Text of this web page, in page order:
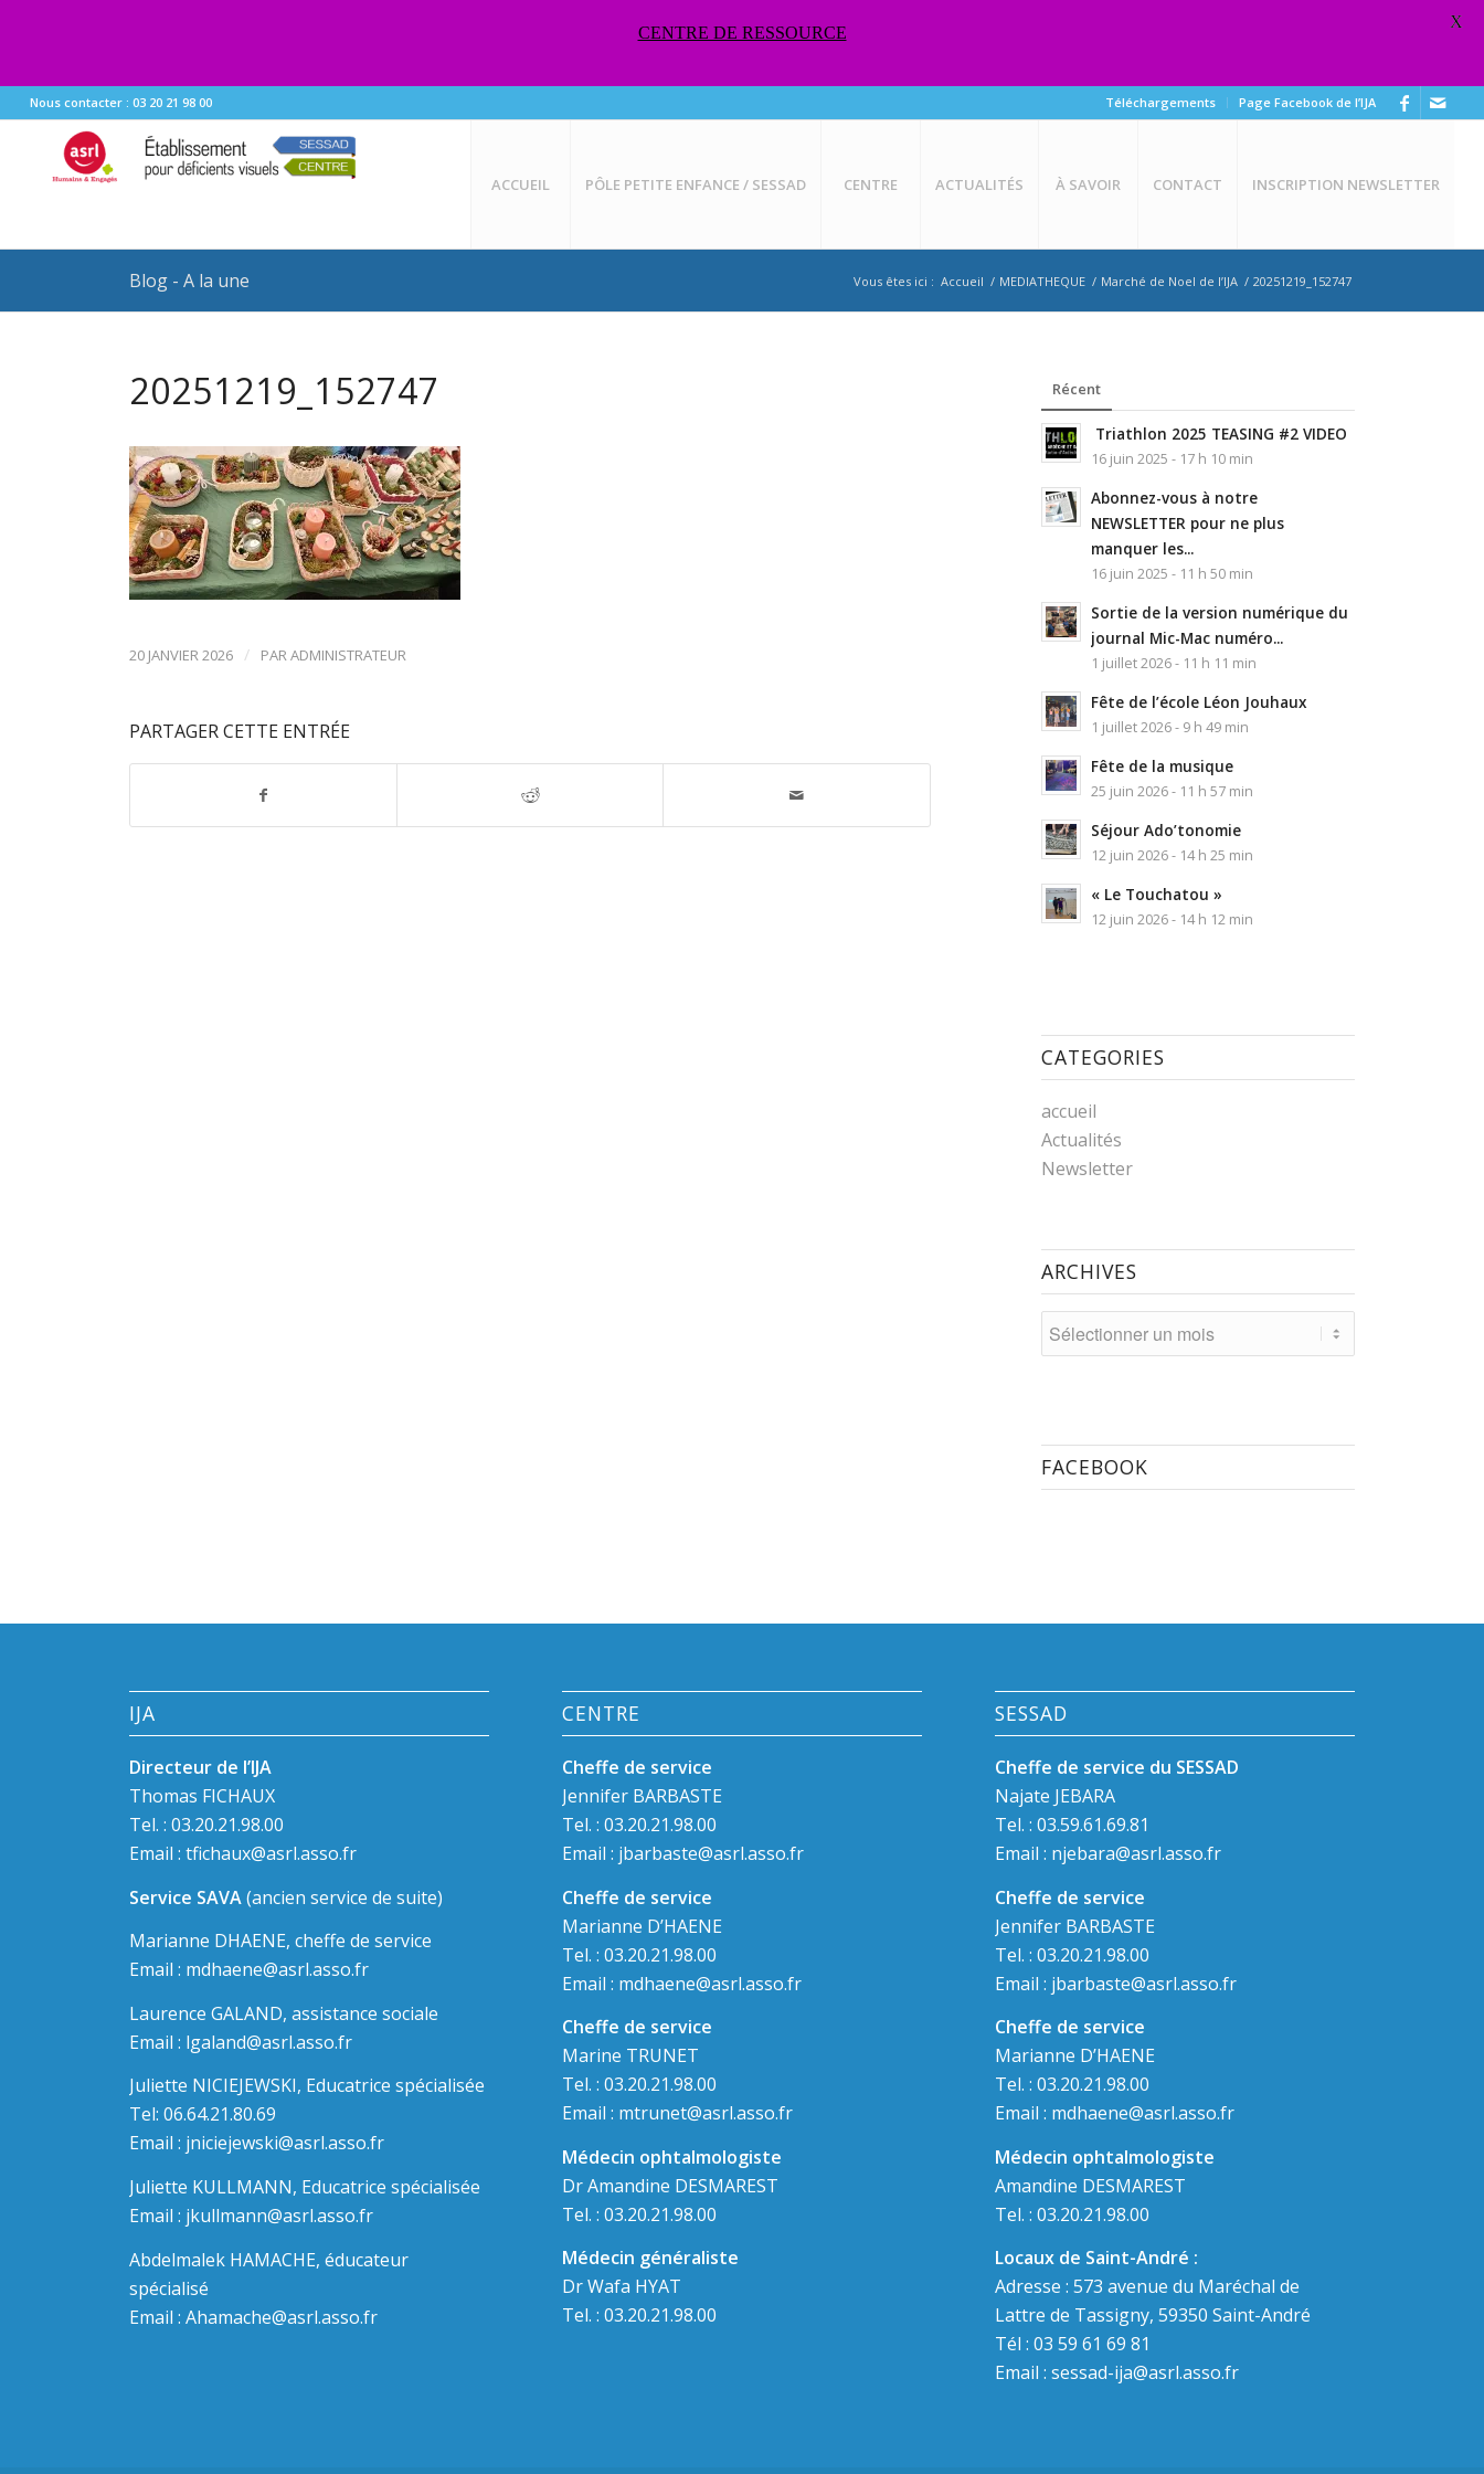
Téléchargements Page Facebook de l’IJA
Nous contacter : 03 20 21 98 00
ACCUEIL PÔLE PETITE ENFANCE / SESSAD CENTRE ACTUALITÉS À SAVOIR CONTACT INSCRIPTION NEWSLETTER
Blog - A la une Vous êtes ici : Accueil / MEDIATHEQUE / Marché de Noel de l’IJA / 20251219_152747
20251219_152747
20 JANVIER 2026 / PARADMINISTRATEUR
PARTAGER CETTE ENTRÉE
Récent
Triathlon 2025 TEASING #2 VIDEO
16 juin 2025 - 17 h 10 min
Abonnez-vous à notre
NEWSLETTER pour ne plus
manquer les...
16 juin 2025 - 11 h 50 min
Sortie de la version numérique du
journal Mic-Mac numéro...
1 juillet 2026 - 11 h 11 min
Fête de l’école Léon Jouhaux
1 juillet 2026 - 9 h 49 min
Fête de la musique
25 juin 2026 - 11 h 57 min
Séjour Ado’tonomie
12 juin 2026 - 14 h 25 min
« Le Touchatou »
12 juin 2026 - 14 h 12 min
CATEGORIES
accueil
Actualités
Newsletter
ARCHIVES
FACEBOOK
IJA
Directeur de l’IJA
Thomas FICHAUX
Tel. : 03.20.21.98.00
Email :tfichaux@asrl.asso.fr
Service SAVA(ancien service de suite)
Marianne DHAENE, cheffe de service
Email : mdhaene@asrl.asso.fr
Laurence GALAND, assistance sociale
Email : lgaland@asrl.asso.fr
Juliette NICIEJEWSKI, Educatrice spécialisée
Tel: 06.64.21.80.69
Email : jniciejewski@asrl.asso.fr
Juliette KULLMANN, Educatrice spécialisée
Email : jkullmann@asrl.asso.fr
Abdelmalek HAMACHE, éducateur
spécialisé
Email :Ahamache@asrl.asso.fr
CENTRE
Cheffe de service
Jennifer BARBASTE
Tel. : 03.20.21.98.00
Email : jbarbaste@asrl.asso.fr
Cheffe de service
Marianne D’HAENE
Tel. : 03.20.21.98.00
Email : mdhaene@asrl.asso.fr
Cheffe de service
Marine TRUNET
Tel. : 03.20.21.98.00
Email : mtrunet@asrl.asso.fr
Médecin ophtalmologiste
Dr Amandine DESMAREST
Tel. : 03.20.21.98.00
Médecin généraliste
Dr Wafa HYAT
Tel. : 03.20.21.98.00
SESSAD
Cheffe de service du SESSAD
Najate JEBARA
Tel. : 03.59.61.69.81
Email : njebara@asrl.asso.fr
Cheffe de service
Jennifer BARBASTE
Tel. : 03.20.21.98.00
Email : jbarbaste@asrl.asso.fr
Cheffe de service
Marianne D’HAENE
Tel. : 03.20.21.98.00
Email : mdhaene@asrl.asso.fr
Médecin ophtalmologiste
Amandine DESMAREST
Tel. : 03.20.21.98.00
Locaux de Saint-André :
Adresse : 573 avenue du Maréchal de
Lattre de Tassigny, 59350 Saint-André
Tél : 03 59 61 69 81
Email :sessad-ija@asrl.asso.fr
CENTRE DE RESSOURCE
X